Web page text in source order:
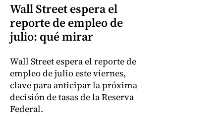
Wall Street espera el
reporte de empleo de
julio: qué mirar
Wall Street espera el reporte de
empleo de julio este viernes,
clave para anticipar la próxima
decisión de tasas de la Reserva
Federal.